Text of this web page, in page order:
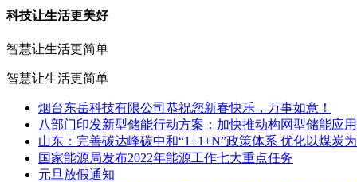
科技让生活更美好
智慧让生活更简单
智慧让生活更简单
烟台东岳科技有限公司恭祝您新春快乐，万事如意！
八部门印发新型储能行动方案：加快推动构网型储能应用
山东：完善碳达峰碳中和“1+1+N”政策体系 优化以煤炭
国家能源局发布2022年能源工作七大重点任务
元旦放假通知